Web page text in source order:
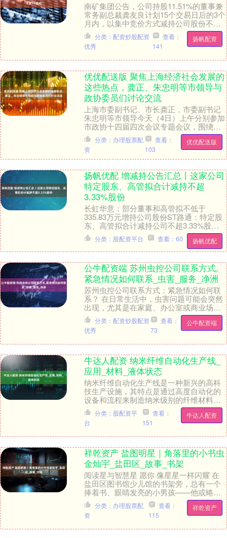
南矿集团公告，公司持股11.51%的董事兼
常务副总裁龚友良计划15个交易日后的3个
月内，以集中竞价方式减持公司股份不超
过201.72万股（占公司总股本的1%）。....
扬帆配资
分类：配资炒股配资
优秀
查看：
141
优优配送版 聚焦上海经济社会发展的
这些热点，龚正、朱忠明等市领导与
政协委员们讨论交流
上海市委副书记、市长龚正，市委副书记
朱忠明等市领导今天（4日）上午分别参加
市政协十四届四次会议专题会议，围绕市
委、市政府重点工作，听取政协委员的意
见建议，与大家....
优优配送版
分类：办理股票配
资
查看：
103
扬帆优配 增减持公告汇总丨这家公司
特定股东、高管拟合计减持不超
3.33%股份
长虹华意：部分董事和高管拟不低于
335.83万元增持公司股份ST路通：特定股
东、高管拟合计减持公司不超3.33%股份
凯普生物：云南众合之拟减持公司不超3%
股份江....
扬帆优配
分类：股配资平台 查看：60
公牛配资端 苏州虫控公司联系方式,
紧急情况如何联系_虫害_服务_净洲
苏州虫控公司联系方式：紧急情况如何联
系？ 在日常生活中，虫害问题可能会突然
出现，尤其是在家庭、办公室或商业场所
中。如果遇到紧急情况，如大规模虫害侵
扰或突发性害虫....
公牛配资端
分类：配资炒股配资
优秀
查看：
73
牛达人配资 纳米纤维自动化生产线_
应用_材料_液体状态
纳米纤维自动化生产线是一种新兴的高科
技生产设施，其特点是通过高度自动化的
设备和流程来制造纳米级别的纤维材料。
这些纳米纤维因其独特的物理和化学性
质，在许多领域中都....
牛达人配资
分类：股配资平
台
查看：
151
祥乾资产 盐图明星｜角落里的小书虫
金灿宇_盐田区_故事_书架
阅读星与智慧星 愿你·像星星一样闪耀 在
盐田区图书馆少儿馆的书架旁，总有一个
捧着书、眼睛发亮的小男孩——他或蜷在
角落，或席地而坐，时而托腮沉思，时而
笑出声来。这....
祥乾资产
分类：办理股票配
资
查看：
115